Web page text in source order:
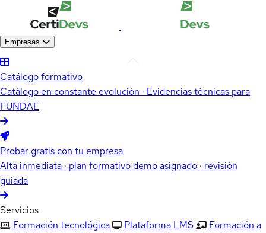
Empresas
Catálogo formativo
Catálogo en constante evolución · Evidencias técnicas para
FUNDAE
Probar gratis con tu empresa
Alta inmediata · plan formativo demo asignado · revisión
guiada
Servicios
Formación tecnológica
Plataforma LMS
Formación a